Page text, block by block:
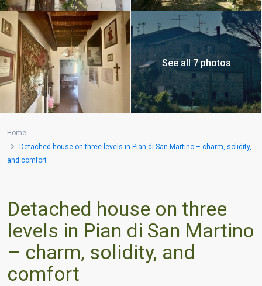
See all 7 photos
Home
Detached house on three levels in Pian di San Martino – charm, solidity,
and comfort
Detached house on three
levels in Pian di San Martino
– charm, solidity, and
comfort